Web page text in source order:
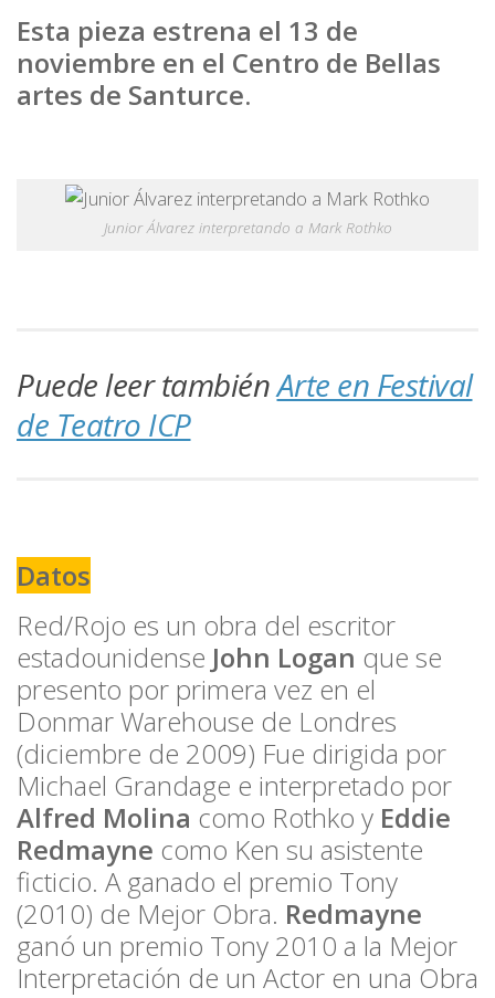
Esta pieza estrena el 13 de
noviembre en el Centro de Bellas
artes de Santurce.
Junior Álvarez interpretando a Mark Rothko
Puede leer tambiénArte en Festival
de Teatro ICP
Datos
Red/Rojo es un obra del escritor
estadounidense John Logan que se
presento por primera vez en el
Donmar Warehouse de Londres
(diciembre de 2009) Fue dirigida por
Michael Grandage e interpretado por
Alfred Molina como Rothko y Eddie
Redmayne como Ken su asistente
ficticio. A ganado el premio Tony
(2010) de Mejor Obra. Redmayne
ganó un premio Tony 2010 a la Mejor
Interpretación de un Actor en una Obra